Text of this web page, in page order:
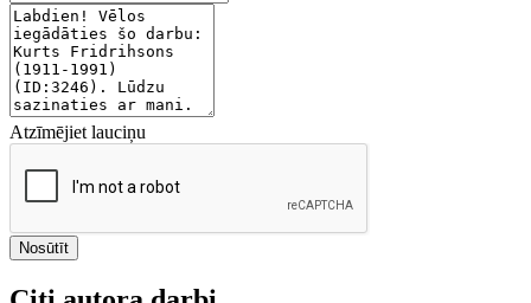
Atzīmējiet lauciņu
Nosūtīt